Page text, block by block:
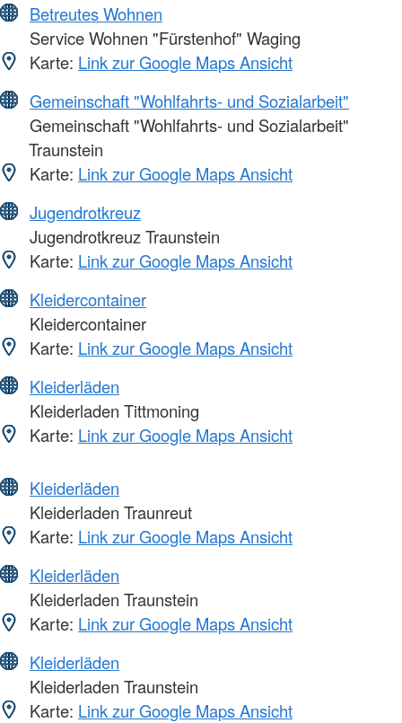
Betreutes Wohnen
Service Wohnen "Fürstenhof" Waging
Karte: Link zur Google Maps Ansicht
Gemeinschaft "Wohlfahrts- und Sozialarbeit"
Gemeinschaft "Wohlfahrts- und Sozialarbeit"
Traunstein
Karte: Link zur Google Maps Ansicht
Jugendrotkreuz
Jugendrotkreuz Traunstein
Karte: Link zur Google Maps Ansicht
Kleidercontainer
Kleidercontainer
Karte: Link zur Google Maps Ansicht
Kleiderläden
Kleiderladen Tittmoning
Karte: Link zur Google Maps Ansicht
Kleiderläden
Kleiderladen Traunreut
Karte: Link zur Google Maps Ansicht
Kleiderläden
Kleiderladen Traunstein
Karte: Link zur Google Maps Ansicht
Kleiderläden
Kleiderladen Traunstein
Karte: Link zur Google Maps Ansicht